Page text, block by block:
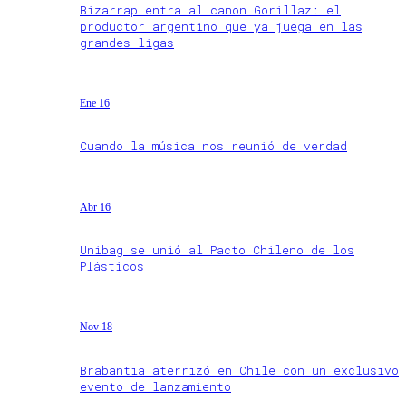
Bizarrap entra al canon Gorillaz: el
productor argentino que ya juega en las
grandes ligas
Ene 16
Cuando la música nos reunió de verdad
Abr 16
Unibag se unió al Pacto Chileno de los
Plásticos
Nov 18
Brabantia aterrizó en Chile con un exclusivo
evento de lanzamiento